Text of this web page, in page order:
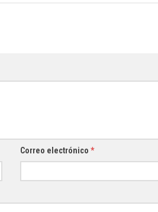
Correo electrónico *